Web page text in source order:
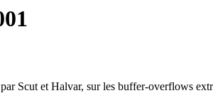
Scut et Halvar, sur les buffer-overflows